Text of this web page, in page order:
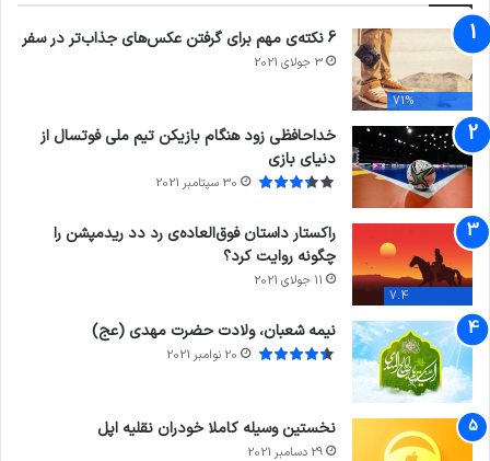
71%
6 نکته‌ی مهم برای گرفتن عکس‌های جذاب‌تر در سفر
3 جولای 2021
خداحافظی زود هنگام بازیکن تیم ملی فوتسال از
دنیای بازی
30 سپتامبر 2021
7.4
راکستار داستان فوق‌العاده‌ی رد دد ریدمپشن را
چگونه روایت کرد؟
11 جولای 2021
نیمه شعبان، ولادت حضرت مهدی (عج)
20 نوامبر 2021
نخستین وسیله کاملا خودران نقلیه اپل
29 دسامبر 2021